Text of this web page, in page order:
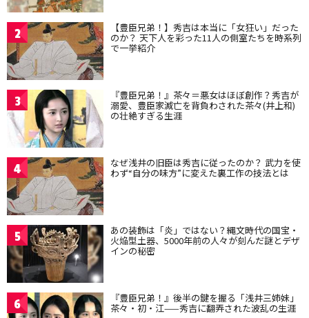
2 【豊臣兄弟！】秀吉は本当に「女狂い」だった
のか？ 天下人を彩った11人の側室たちを時系列
で一挙紹介
3 『豊臣兄弟！』茶々＝悪女はほぼ創作？秀吉が
溺愛、豊臣家滅亡を背負わされた茶々(井上和)
の壮絶すぎる生涯
4 なぜ浅井の旧臣は秀吉に従ったのか？ 武力を使
わず“自分の味方”に変えた裏工作の技法とは
5 あの装飾は「炎」ではない？縄文時代の国宝・
火焔型土器、5000年前の人々が刻んだ謎とデザ
インの秘密
6 『豊臣兄弟！』後半の鍵を握る「浅井三姉妹」
茶々・初・江——秀吉に翻弄された波乱の生涯